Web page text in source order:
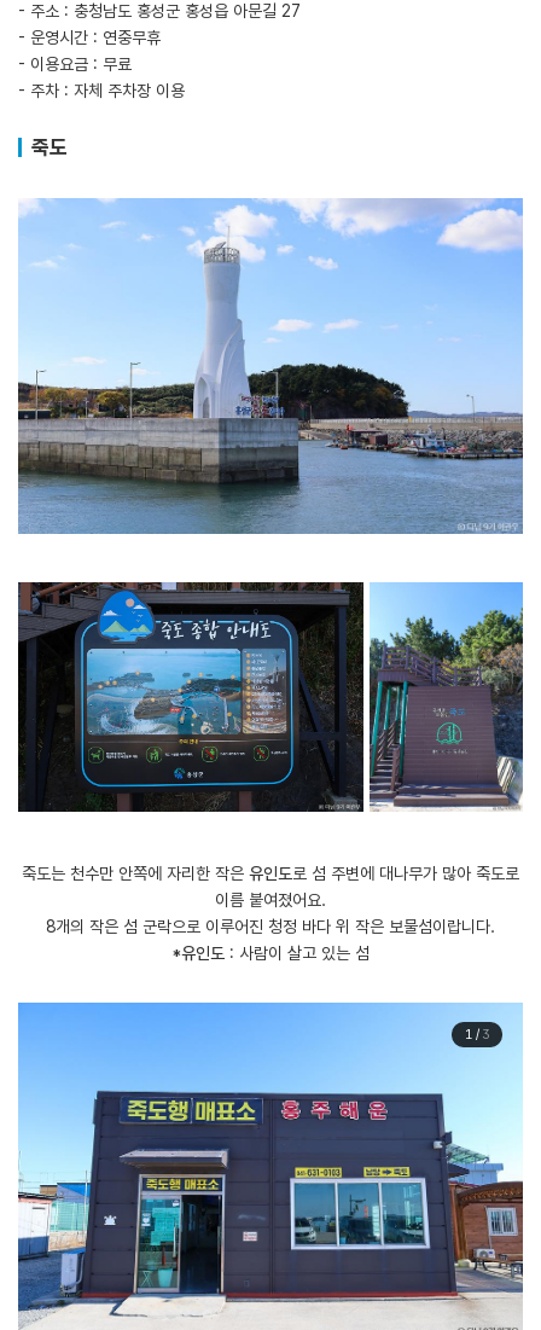
- 주소 : 충청남도 홍성군 홍성읍 아문길 27
- 운영시간 : 연중무휴
- 이용요금 : 무료
- 주차 : 자체 주차장 이용
죽도
죽도는 천수만 안쪽에 자리한 작은 유인도로 섬 주변에 대나무가 많아 죽도로
이름 붙여졌어요.
8개의 작은 섬 군락으로 이루어진 청정 바다 위 작은 보물섬이랍니다.
*유인도 : 사람이 살고 있는 섬
1/ 3